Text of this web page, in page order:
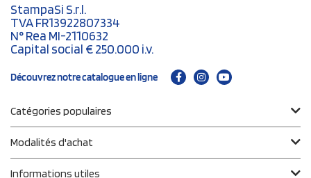
StampaSi S.r.l.
TVA FR13922807334
N° Rea MI-2110632
Capital social € 250.000 i.v.
Découvrez notre catalogue en ligne
Catégories populaires
Modalités d'achat
Informations utiles